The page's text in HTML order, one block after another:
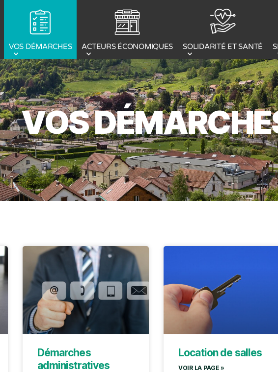
VOS DÉMARCHES ACTEURS ÉCONOMIQUES SOLIDARITÉ ET SANTÉ
VOS
Démarches
administratives
Location de salles
VOIR LA PAGE »